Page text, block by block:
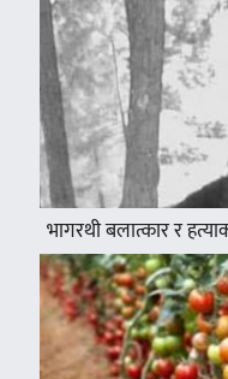
भागरथी बलात्कार र